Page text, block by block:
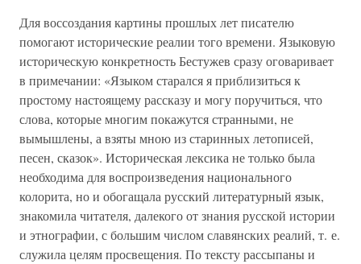
Для воссоздания картины прошлых лет писателю
помогают исторические реалии того времени. Языковую
историческую конкретность Бестужев сразу оговаривает
в примечании: «Языком старался я приблизиться к
простому настоящему рассказу и могу поручиться, что
слова, которые многим покажутся странными, не
вымышлены, а взяты мною из старинных летописей,
песен, сказок». Историческая лексика не только была
необходима для воспроизведения национального
колорита, но и обогащала русский литературный язык,
знакомила читателя, далекого от знания русской истории
и этнографии, с большим числом славянских реалий, т. е.
служила целям просвещения. По тексту рассыпаны и